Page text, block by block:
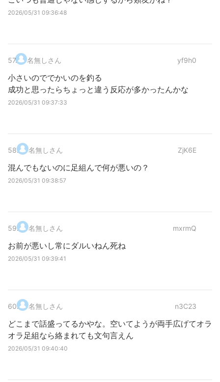
2026/05/31 09:36:48
57. 名無しさん yf9h0
小さいのででかいのを釣る
成功と思ったらちょっと違う反応が多かったんかな
2026/05/31 09:37:33
58. 名無しさん ZjK6E
混んでもないのに足組んで何が悪いの？
2026/05/31 09:38:57
59. 名無しさん mxrmQ
お前が悪いし常にダルいねん死ね
2026/05/31 09:39:41
60. 名無しさん n3C23
どこまで話盛ってるかやな。空いてようが両手広げてオラ
オラ足組なら絡まれても文句言えん
2026/05/31 09:40:40